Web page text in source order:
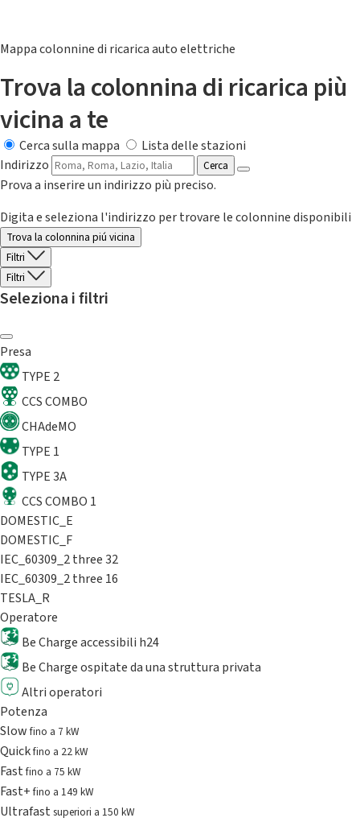
Mappa colonnine di ricarica auto elettriche
Trova la colonnina di ricarica più
vicina a te
Cerca sulla mappa
Lista delle stazioni
Indirizzo
Cerca
Prova a inserire un indirizzo più preciso.
Digita e seleziona l'indirizzo per trovare le colonnine disponibili
Trova la colonnina piú vicina
Filtri
Filtri
Seleziona i filtri
Presa
TYPE 2
CCS COMBO
CHAdeMO
TYPE 1
TYPE 3A
CCS COMBO 1
DOMESTIC_E
DOMESTIC_F
IEC_60309_2 three 32
IEC_60309_2 three 16
TESLA_R
Operatore
Be Charge accessibili h24
Be Charge ospitate da una struttura privata
Altri operatori
Potenza
Slowfino a 7 kW
Quickfino a 22 kW
Fastfino a 75 kW
Fast+fino a 149 kW
Ultrafast superiori a 150 kW